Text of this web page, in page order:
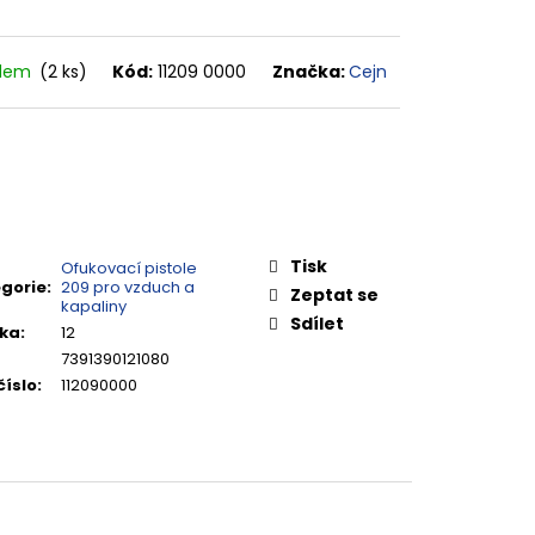
(2 ks) Kód: 11209 0000 Značka:Cejn
:
Ofukovací pistole
209 pro vzduch a
kapaliny
:
12
7391390121080
: 112090000
Tisk
Zeptat se
Sdílet